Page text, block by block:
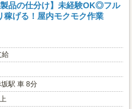
製品の仕分け】未経験OK◎フル
稼げる！屋内モクモク作業
給
駅 車 8分